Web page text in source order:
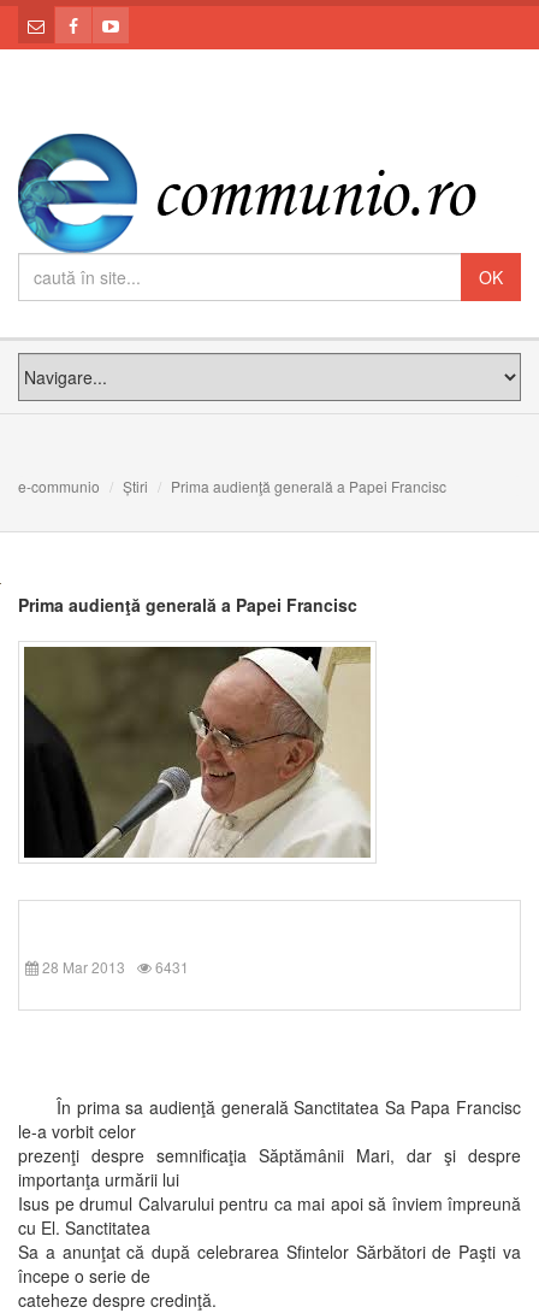
e-communio Știri Prima audienţă generală a Papei Francisc
Prima audienţă generală a Papei Francisc
28 Mar 2013 6431
În prima sa audienţă generală Sanctitatea Sa Papa Francisc
le-a vorbit celor
prezenţi despre semnificaţia Săptămânii Mari, dar şi despre
importanţa urmării lui
Isus pe drumul Calvarului pentru ca mai apoi să înviem împreună
cu El. Sanctitatea
Sa a anunţat că după celebrarea Sfintelor Sărbători de Paşti va
începe o serie de
cateheze despre credinţă.